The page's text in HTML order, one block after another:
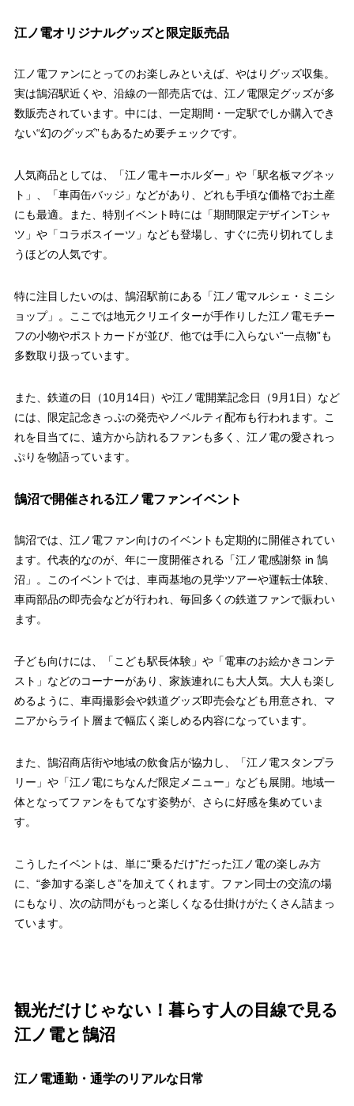
江ノ電オリジナルグッズと限定販売品
江ノ電ファンにとってのお楽しみといえば、やはりグッズ収集。
実は鵠沼駅近くや、沿線の一部売店では、江ノ電限定グッズが多
数販売されています。中には、一定期間・一定駅でしか購入でき
ない“幻のグッズ”もあるため要チェックです。
人気商品としては、「江ノ電キーホルダー」や「駅名板マグネッ
ト」、「車両缶バッジ」などがあり、どれも手頃な価格でお土産
にも最適。また、特別イベント時には「期間限定デザインTシャ
ツ」や「コラボスイーツ」なども登場し、すぐに売り切れてしま
うほどの人気です。
特に注目したいのは、鵠沼駅前にある「江ノ電マルシェ・ミニシ
ョップ」。ここでは地元クリエイターが手作りした江ノ電モチー
フの小物やポストカードが並び、他では手に入らない“一点物”も
多数取り扱っています。
また、鉄道の日（10月14日）や江ノ電開業記念日（9月1日）など
には、限定記念きっぷの発売やノベルティ配布も行われます。こ
れを目当てに、遠方から訪れるファンも多く、江ノ電の愛されっ
ぷりを物語っています。
鵠沼で開催される江ノ電ファンイベント
鵠沼では、江ノ電ファン向けのイベントも定期的に開催されてい
ます。代表的なのが、年に一度開催される「江ノ電感謝祭 in 鵠
沼」。このイベントでは、車両基地の見学ツアーや運転士体験、
車両部品の即売会などが行われ、毎回多くの鉄道ファンで賑わい
ます。
子ども向けには、「こども駅長体験」や「電車のお絵かきコンテ
スト」などのコーナーがあり、家族連れにも大人気。大人も楽し
めるように、車両撮影会や鉄道グッズ即売会なども用意され、マ
ニアからライト層まで幅広く楽しめる内容になっています。
また、鵠沼商店街や地域の飲食店が協力し、「江ノ電スタンプラ
リー」や「江ノ電にちなんだ限定メニュー」なども展開。地域一
体となってファンをもてなす姿勢が、さらに好感を集めていま
す。
こうしたイベントは、単に“乗るだけ”だった江ノ電の楽しみ方
に、“参加する楽しさ”を加えてくれます。ファン同士の交流の場
にもなり、次の訪問がもっと楽しくなる仕掛けがたくさん詰まっ
ています。
観光だけじゃない！暮らす人の目線で見る
江ノ電と鵠沼
江ノ電通勤・通学のリアルな日常